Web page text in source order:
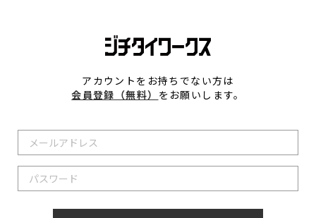
アカウントをお持ちでない方は
会員登録（無料） をお願いします。